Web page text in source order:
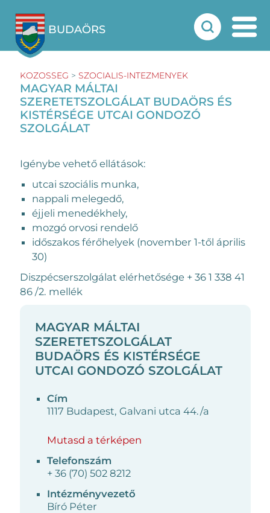
BUDAÖRS
KOZOSSEG > SZOCIALIS-INTEZMENYEK
MAGYAR MÁLTAI
SZERETETSZOLGÁLAT BUDAÖRS ÉS
KISTÉRSÉGE UTCAI GONDOZÓ
SZOLGÁLAT
Igénybe vehető ellátások:
utcai szociális munka,
nappali melegedő,
éjjeli menedékhely,
mozgó orvosi rendelő
időszakos férőhelyek (november 1-től április
30)
Diszpécserszolgálat elérhetősége + 36 1 338 41
86 /2. mellék
MAGYAR MÁLTAI
SZERETETSZOLGÁLAT
BUDAÖRS ÉS KISTÉRSÉGE
UTCAI GONDOZÓ SZOLGÁLAT
Cím
1117 Budapest, Galvani utca 44./a
Mutasd a térképen
Telefonszám
+ 36 (70) 502 8212
Intézményvezető
Bíró Péter